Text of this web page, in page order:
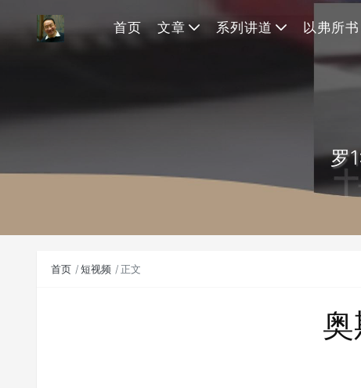
首页 文章 系列讲道 以弗所书
罗
首页 短视频 正文